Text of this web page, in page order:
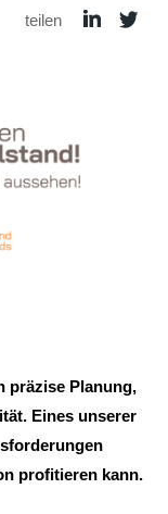
teilen
präzise Planung,
Eines unserer
profitieren kann.